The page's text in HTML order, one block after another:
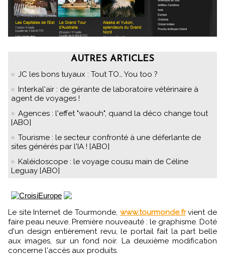
AUTRES ARTICLES
JC les bons tuyaux : Tout TO… You too ?
Interkal'air : de gérante de laboratoire vétérinaire à
agent de voyages !
Agences : l'effet "waouh", quand la déco change tout
[ABO]
Tourisme : le secteur confronté à une déferlante de
sites générés par l'IA ! [ABO]
Kaléidoscope : le voyage cousu main de Céline
Leguay [ABO]
Le site Internet de Tourmonde, www.tourmonde.frvient de
faire peau neuve. Première nouveauté : le graphisme. Doté
d'un design entièrement revu, le portail fait la part belle
aux images, sur un fond noir. La deuxième modification
concerne l'accès aux produits.